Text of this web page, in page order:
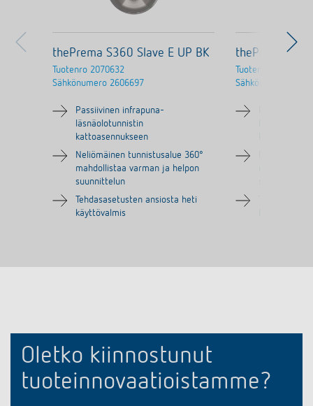
thePrema S360 Slave E UP BK
Tuotenro 2070632
Sähkönumero 2606697
Passiivinen infrapuna-
läsnäolotunnistin
kattoasennukseen
Neliömäinen tunnistusalue 360°
mahdollistaa varman ja helpon
suunnittelun
Tehdasasetusten ansiosta heti
käyttövalmis
thePrema
Tuotenro
Sähkönumero
Oletko kiinnostunut
tuoteinnovaatioistamme?